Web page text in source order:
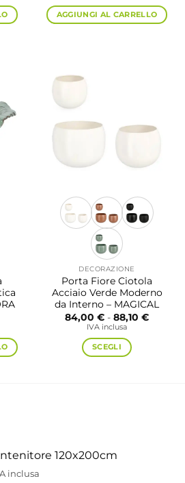
AGGIUNGI AL CARRELLO
DECORAZIONE
Porta Fiore Ciotola
Acciaio Verde Moderno
da Interno – MAGICAL
84,00 € - 88,10 €Fascia
IVA inclusa
SCEGLI
120x200cm
inclusa